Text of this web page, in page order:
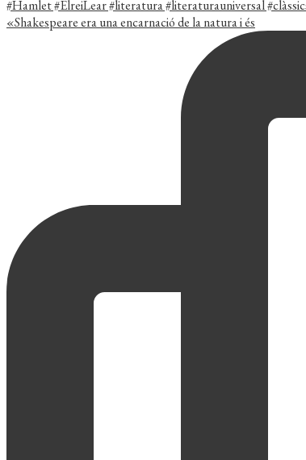
«Shakespeare era una encarnació de la natura i és